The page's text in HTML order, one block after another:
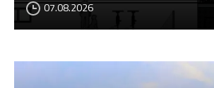
07.08.2026